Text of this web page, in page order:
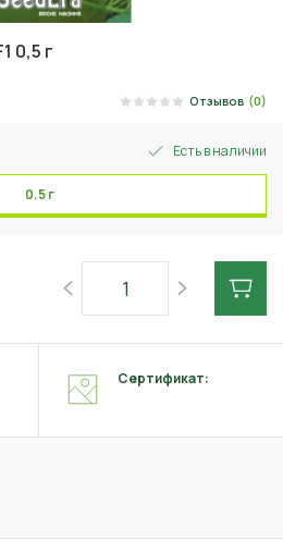
0,5 г
Отзывов (0)
Есть в наличии
0.5 г
Сертификат: